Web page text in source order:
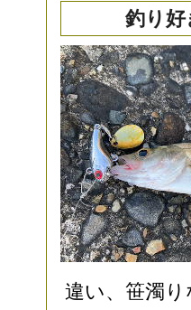
釣り好
違い、笹濁